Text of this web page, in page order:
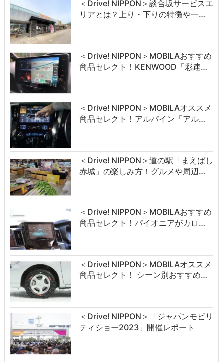
＜Drive! NIPPON＞談合坂サービスエ
リアとは？上り・下りの特徴や一…
＜Drive! NIPPON＞MOBILAおすすめ
商品セレクト！KENWOOD「彩速…
＜Drive! NIPPON＞MOBILAオススメ
商品セレクト！アルパイン「アル…
＜Drive! NIPPON＞道の駅「まえばし
赤城」の楽しみ方！グルメや周辺…
＜Drive! NIPPON＞MOBILAおすすめ
商品セレクト！パイオニアがカロ…
＜Drive! NIPPON＞MOBILAオススメ
商品セレクト！ シーン別おすすめ…
＜Drive! NIPPON＞「ジャパンモビリ
ティショー2023」開催レポート